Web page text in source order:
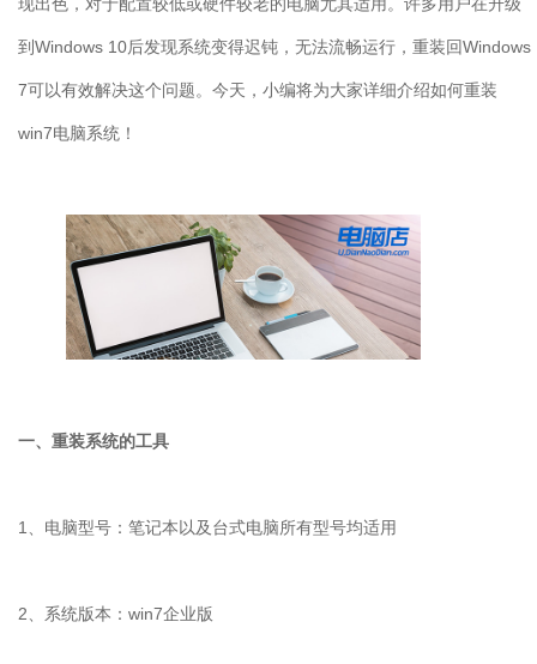
到 Windows 10后发现系统变得迟钝，无法流畅运行，重装回Windows
7可以有效解决这个问题。今天，小编将为大家详细介绍如何重装
win7电脑系统！
一、重装系统的工具
1、电脑型号：笔记本以及台式电脑所有型号均适用
2、系统版本： win7企业版